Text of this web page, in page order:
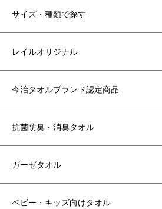
サイズ・種類で探す
レイルオリジナル
今治タオルブランド認定商品
抗菌防臭・消臭タオル
ガーゼタオル
ベビー・キッズ向けタオル